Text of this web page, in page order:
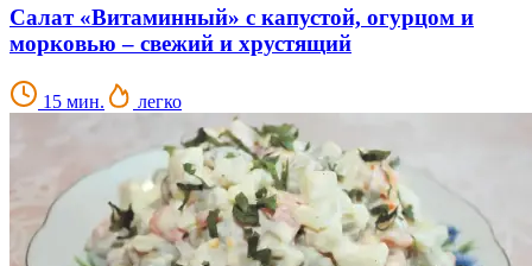
Салат «Витаминный» с капустой, огурцом и
морковью – свежий и хрустящий
15 мин. легко